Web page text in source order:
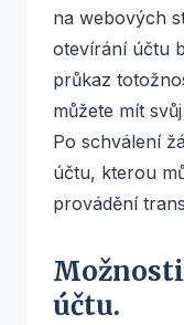
na webových
otevírání účtu
průkaz
můžete mít
Po schválení
účtu, kterou
provádění
účtu.